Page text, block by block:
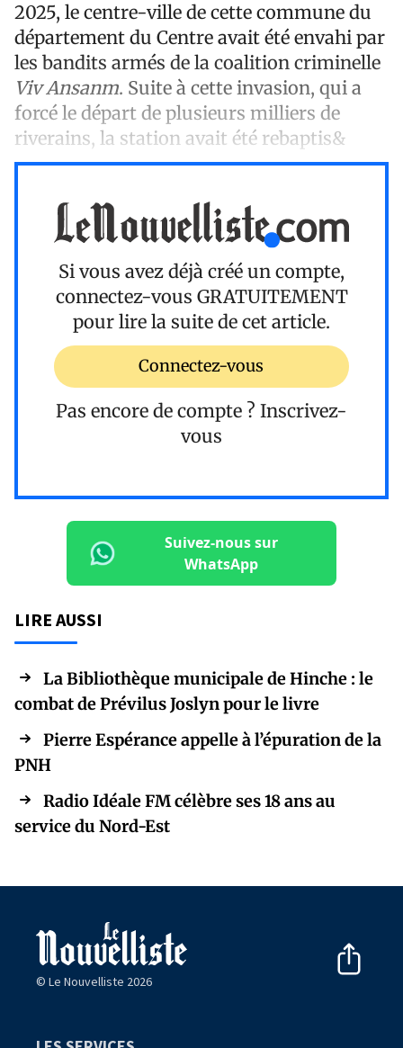
2025, le centre-ville de cette commune du
département du Centre avait été envahi par
les bandits armés de la coalition criminelle
Viv Ansanm. Suite à cette invasion, qui a
forcé le départ de plusieurs milliers de
riverains, la station avait été rebaptis&
Si vous avez déjà créé un compte,
connectez-vous GRATUITEMENT
pour lire la suite de cet article.
Connectez-vous
Pas encore de compte ? Inscrivez-
vous
Suivez-nous sur
WhatsApp
LIRE AUSSI
La Bibliothèque municipale de Hinche : le
combat de Prévilus Joslyn pour le livre
Pierre Espérance appelle à l’épuration de la
PNH
Radio Idéale FM célèbre ses 18 ans au
service du Nord-Est
© Le Nouvelliste 2026